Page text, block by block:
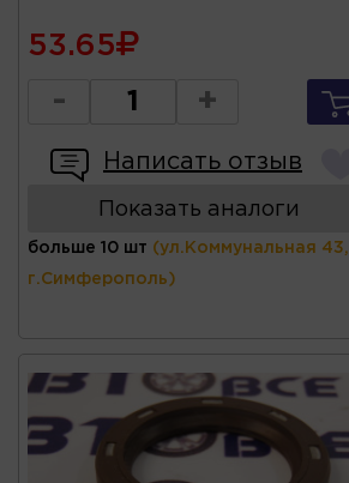
53.65
- +
Написать отзыв
Показать аналоги
больше 10 шт (ул.Коммунальная 43,
г.Симферополь)